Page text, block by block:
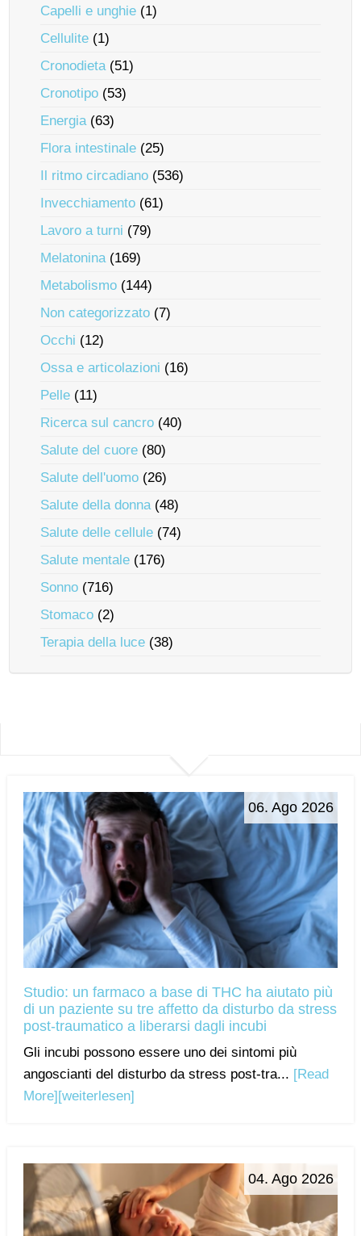
Capelli e unghie (1)
Cellulite (1)
Cronodieta(51)
Cronotipo (53)
Energia(63)
Flora intestinale (25)
Il ritmo circadiano (536)
Invecchiamento (61)
Lavoro a turni (79)
Melatonina(169)
Metabolismo (144)
Non categorizzato (7)
Occhi (12)
Ossa e articolazioni (16)
Pelle (11)
Ricerca sul cancro (40)
Salute del cuore (80)
Salute dell'uomo (26)
Salute della donna(48)
Salute delle cellule (74)
Salute mentale (176)
Sonno (716)
Stomaco (2)
Terapia della luce (38)
06. Ago 2026
Studio: un farmaco a base di THC ha aiutato più
di un paziente su tre affetto da disturbo da stress
post-traumatico a liberarsi dagli incubi
Gli incubi possono essere uno dei sintomi più
angoscianti del disturbo da stress post-tra... [Read
More] [weiterlesen]
04. Ago 2026